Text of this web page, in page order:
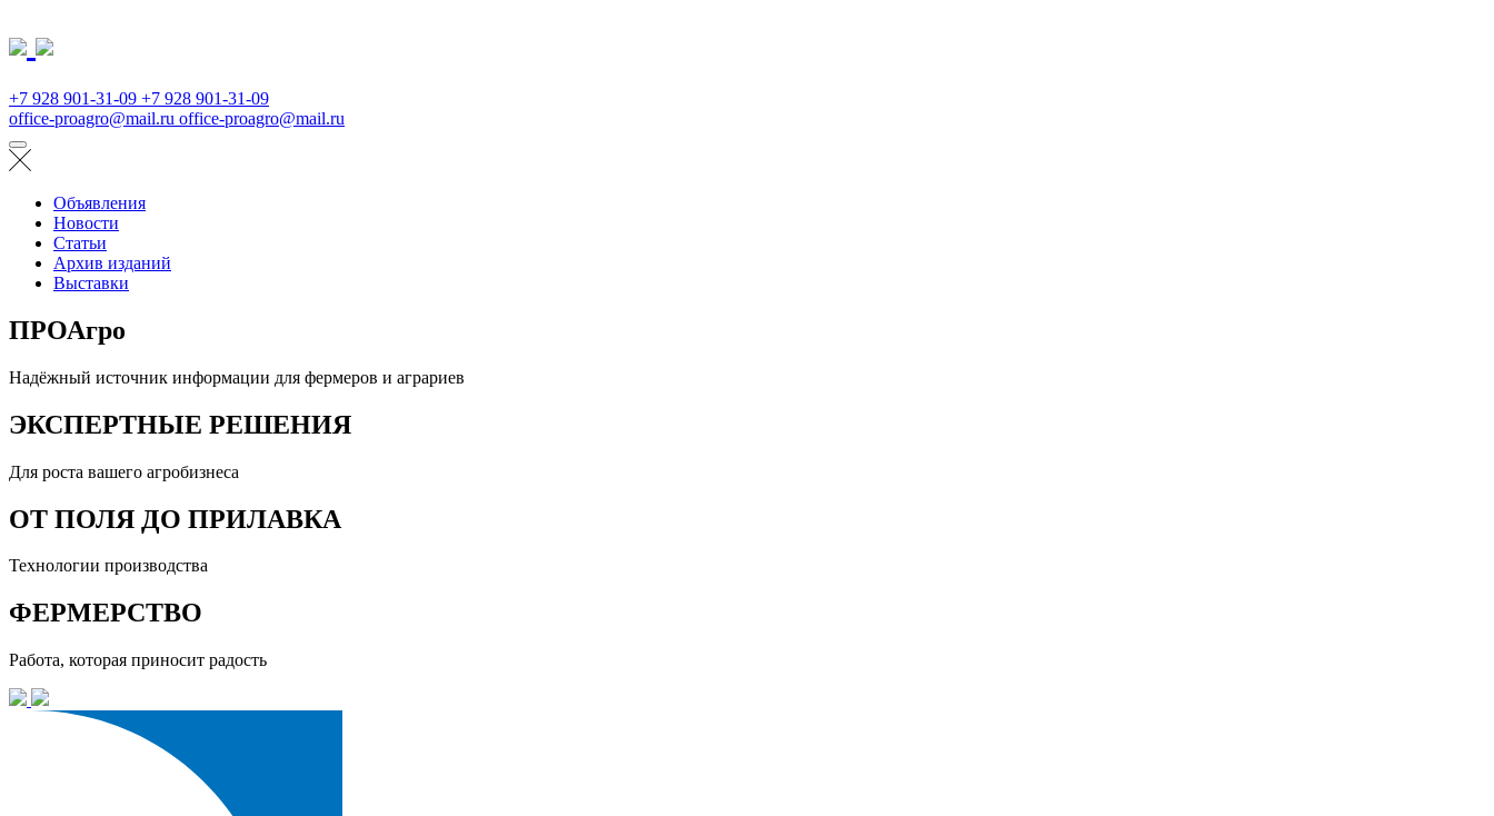
+7 928 901-31-09 +7 928 901-31-09
office-proagro@mail.ru office-proagro@mail.ru
Объявления
Новости
Статьи
Архив изданий
Выставки
ПРОАгро
Надёжный источник информации для фермеров и аграриев
ЭКСПЕРТНЫЕ РЕШЕНИЯ
Для роста вашего агробизнеса
ОТ ПОЛЯ ДО ПРИЛАВКА
Технологии производства
ФЕРМЕРСТВО
Работа, которая приносит радость